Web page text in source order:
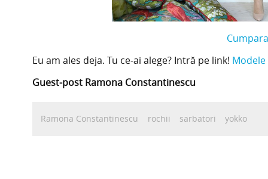
Eu am ales deja. Tu ce-ai alege? Intră pe link!
Guest-post Ramona Constantinescu
Ramona Constantinescu rochii sarbatori yokko